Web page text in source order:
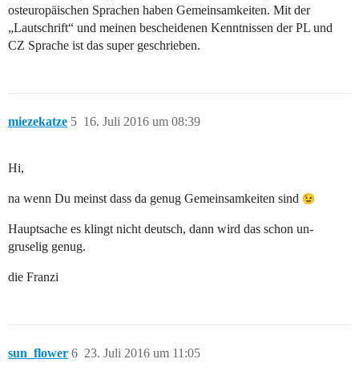
osteuropäischen Sprachen haben Gemeinsamkeiten. Mit der
„Lautschrift“ und meinen bescheidenen Kenntnissen der PL und
CZ Sprache ist das super geschrieben.
miezekatze 16. Juli 2016 um 08:39
5
Hi,
na wenn Du meinst dass da genug Gemeinsamkeiten sind
Hauptsache es klingt nicht deutsch, dann wird das schon un-
gruselig genug.
die Franzi
sun_flower 23. Juli 2016 um 11:05
6